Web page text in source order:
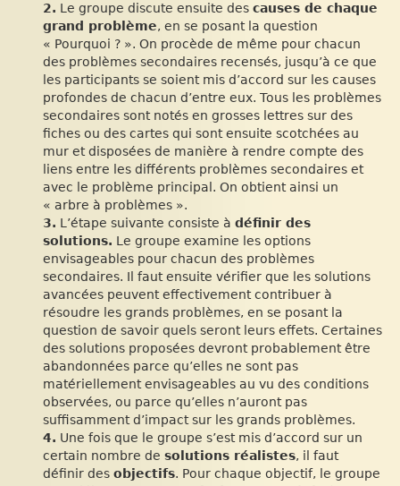
2. Le groupe discute ensuite des causes de chaque
grand problème, en se posant la question
« Pourquoi ? ». On procède de même pour chacun
des problèmes secondaires recensés, jusqu’à ce que
les participants se soient mis d’accord sur les causes
profondes de chacun d’entre eux. Tous les problèmes
secondaires sont notés en grosses lettres sur des
fiches ou des cartes qui sont ensuite scotchées au
mur et disposées de manière à rendre compte des
liens entre les différents problèmes secondaires et
avec le problème principal. On obtient ainsi un
« arbre à problèmes ».
3. L’étape suivante consiste à définir des
solutions. Le groupe examine les options
envisageables pour chacun des problèmes
secondaires. Il faut ensuite vérifier que les solutions
avancées peuvent effectivement contribuer à
résoudre les grands problèmes, en se posant la
question de savoir quels seront leurs effets. Certaines
des solutions proposées devront probablement être
abandonnées parce qu’elles ne sont pas
matériellement envisageables au vu des conditions
observées, ou parce qu’elles n’auront pas
suffisamment d’impact sur les grands problèmes.
4. Une fois que le groupe s’est mis d’accord sur un
certain nombre de solutions réalistes, il faut
définir des objectifs. Pour chaque objectif, le groupe